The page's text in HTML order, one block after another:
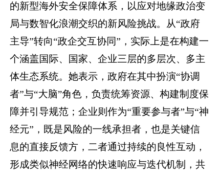
的新型海外安全保障体系，以应对地缘政治变
局与数智化浪潮交织的新风险挑战。从“政府
主导”转向“政企交互协同”，实际上是在构建一
个涵盖国际、国家、企业三层的多层次、多主
体生态系统。她表示，政府在其中扮演“协调
者”与“大脑”角色，负责统筹资源、构建制度保
障并引导规范；企业则作为“重要参与者”与“神
经元”，既是风险的一线承担者，也是关键信
息的直接反馈方，二者通过持续的良性互动，
形成类似神经网络的快速响应与迭代机制，共